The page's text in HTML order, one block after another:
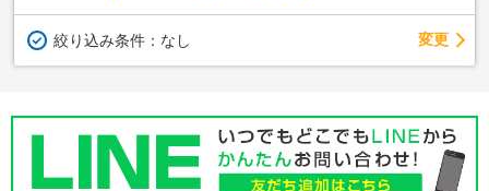
絞り込み条件： なし 変更